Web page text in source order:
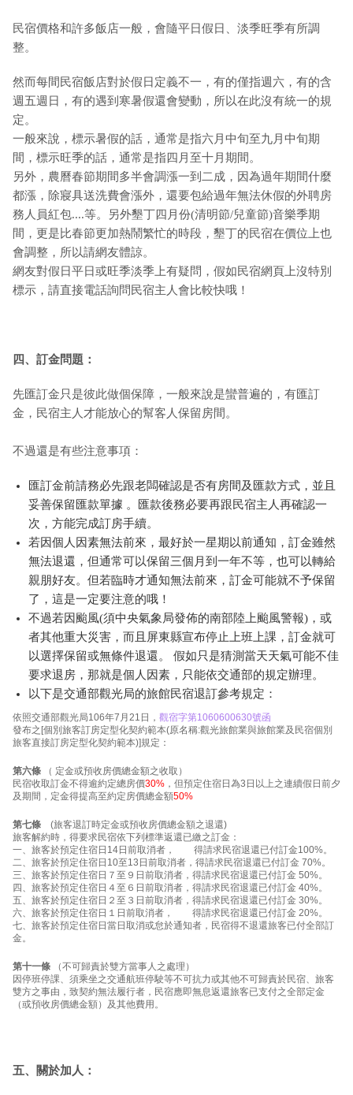
民宿價格和許多飯店一般，會隨平日假日、淡季旺季有所調
整。
然而每間民宿飯店對於假日定義不一，有的僅指週六，有的含
週五週日，有的遇到寒暑假還會變動，所以在此沒有統一的規
定。
一般來說，標示暑假的話，通常是指六月中旬至九月中旬期
間，標示旺季的話，通常是指四月至十月期間。
另外，農曆春節期間多半會調漲一到二成，因為過年期間什麼
都漲，除寢具送洗費會漲外，還要包給過年無法休假的外聘房
務人員紅包....等。另外墾丁四月份(清明節/兒童節)音樂季期
間，更是比春節更加熱鬧繁忙的時段，墾丁的民宿在價位上也
會調整，所以請網友體諒。
網友對假日平日或旺季淡季上有疑問，假如民宿網頁上沒特別
標示，請直接電話詢問民宿主人會比較快哦！
四、訂金問題：
先匯訂金只是彼此做個保障，一般來說是蠻普遍的，有匯訂
金，民宿主人才能放心的幫客人保留房間。
不過還是有些注意事項：
匯訂金前請務必先跟老闆確認是否有房間及匯款方式，並且
妥善保留匯款單據 。匯款後務必要再跟民宿主人再確認一
次，方能完成訂房手續。
若因個人因素無法前來，最好於一星期以前通知，訂金雖然
無法退還，但通常可以保留三個月到一年不等，也可以轉給
親朋好友。但若臨時才通知無法前來，訂金可能就不予保留
了，這是一定要注意的哦！
不過若因颱風(須中央氣象局發佈的南部陸上颱風警報)，或
者其他重大災害，而且屏東縣宣布停止上班上課，訂金就可
以選擇保留或無條件退還。 假如只是猜測當天天氣可能不佳
要求退房，那就是個人因素，只能依交通部的規定辦理。
以下是交通部觀光局的旅館民宿退訂參考規定：
依照交通部觀光局106年7月21日， 觀宿字第1060600630號函
發布之[個別旅客訂房定型化契約範本(原名稱:觀光旅館業與旅館業及民宿個別
旅客直接訂房定型化契約範本)]規定：
第六條 （ 定金或預收房價總金額之收取）
民宿收取訂金不得逾約定總房價30% ，但預定住宿日為3日以上之連續假日前夕
及期間，定金得提高至約定房價總金額50%
第七條 (旅客退訂時定金或預收房價總金額之退還)
旅客解約時，得要求民宿依下列標準返還已繳之訂金：
一、旅客於預定住宿日14日前取消者， 得請求民宿退還已付訂金100%。
二、旅客於預定住宿日10至13日前取消者，得請求民宿退還已付訂金 70%。
三、旅客於預定住宿日７至９日前取消者，得請求民宿退還已付訂金 50%。
四、旅客於預定住宿日４至６日前取消者，得請求民宿退還已付訂金 40%。
五、旅客於預定住宿日２至３日前取消者，得請求民宿退還已付訂金 30%。
六、旅客於預定住宿日１日前取消者， 得請求民宿退還已付訂金 20%。
七、旅客於預定住宿日當日取消或怠於通知者，民宿得不退還旅客已付全部訂
金。
第十一條 （不可歸責於雙方當事人之處理）
因停班停課、須乘坐之交通航班停駛等不可抗力或其他不可歸責於民宿、旅客
雙方之事由，致契約無法履行者，民宿應即無息返還旅客已支付之全部定金
（或預收房價總金額）及其他費用。
五、關於加人：